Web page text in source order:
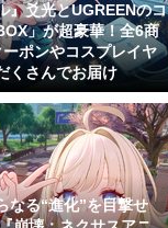
』爻光とUGREENのコ
」が超豪華！全6商
ポンやコスプレイヤ
くさんでお届け
なる“進化”を目撃せ